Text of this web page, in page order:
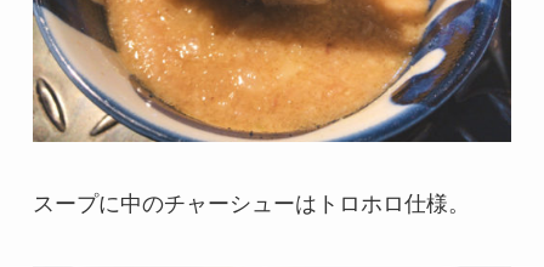
スープに中のチャーシューはトロホロ仕様。